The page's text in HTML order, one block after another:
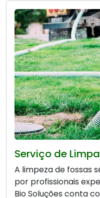
Serviço de
A limpeza de fossas
por profissionais
Bio Soluções conta